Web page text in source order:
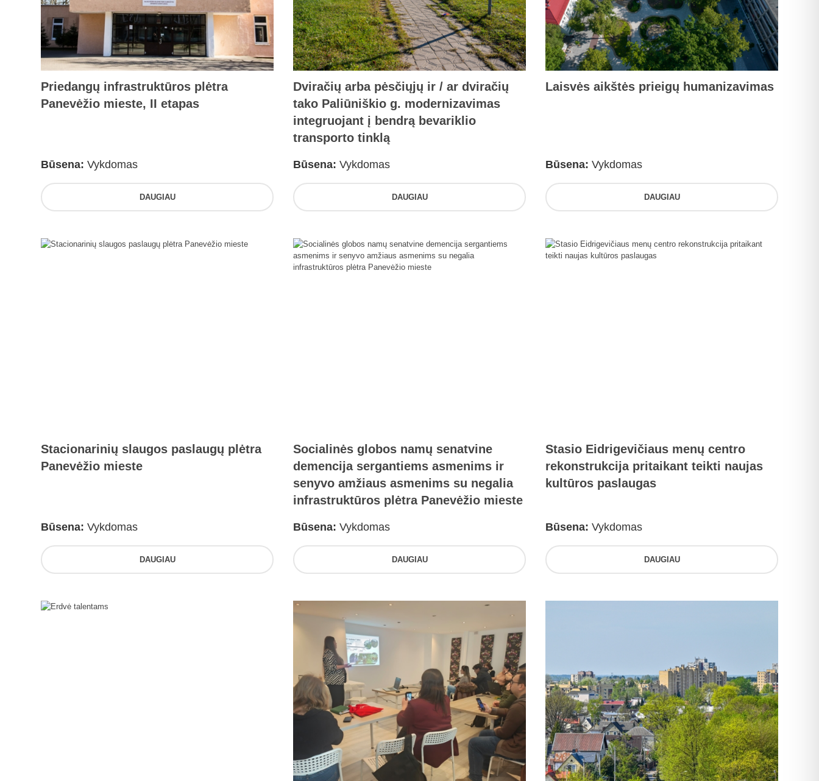
Priedangų infrastruktūros plėtra
Panevėžio mieste, II etapas
Būsena: Vykdomas
DAUGIAU
Dviračių arba pėsčiųjų ir / ar dviračių
tako Paliūniškio g. modernizavimas
integruojant į bendrą bevariklio
transporto tinklą
Būsena: Vykdomas
DAUGIAU
Laisvės aikštės prieigų humanizavimas
Būsena: Vykdomas
DAUGIAU
Stacionarinių slaugos paslaugų plėtra
Panevėžio mieste
Būsena: Vykdomas
DAUGIAU
Socialinės globos namų senatvine
demencija sergantiems asmenims ir
senyvo amžiaus asmenims su negalia
infrastruktūros plėtra Panevėžio mieste
Būsena: Vykdomas
DAUGIAU
Stasio Eidrigevičiaus menų centro
rekonstrukcija pritaikant teikti naujas
kultūros paslaugas
Būsena: Vykdomas
DAUGIAU